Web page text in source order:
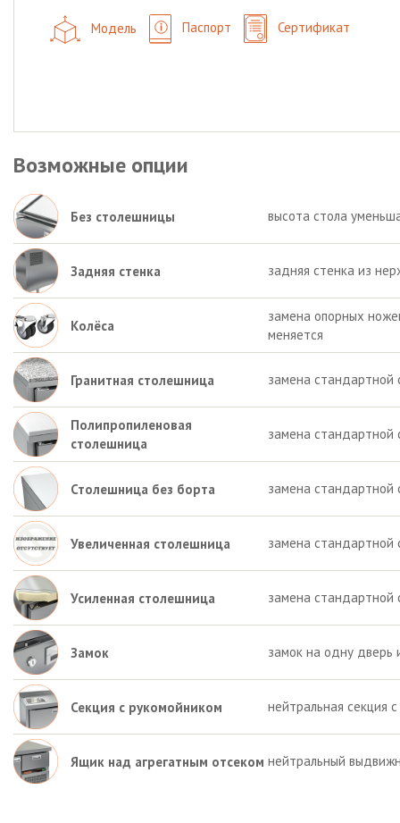
Модель Паспорт Сертификат
Возможные опции
Без столешницы высота стола
Задняя стенка задняя стенка из
Колёса
замена опорных
меняется
Гранитная столешница замена стандартной
Полипропиленовая
столешница
замена стандартной
Столешница без борта замена стандартной
Увеличенная столешница замена стандартной
Усиленная столешница замена стандартной
Замок замок на одну дверь
Секция с рукомойником нейтральная секция
Ящик над агрегатным отсеком нейтральный